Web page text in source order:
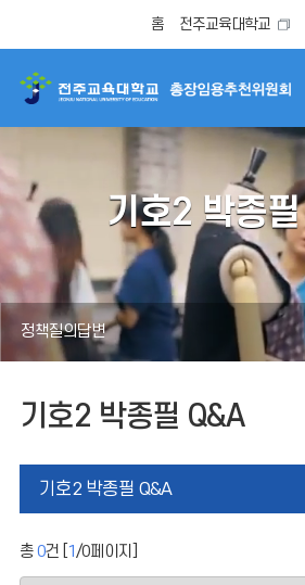
홈 전주교육대학교
기호2 박종
정책질의답변
기호2 박종필 Q&A
기호2 박종필 Q&A
총0건 [ 1/0페이지]